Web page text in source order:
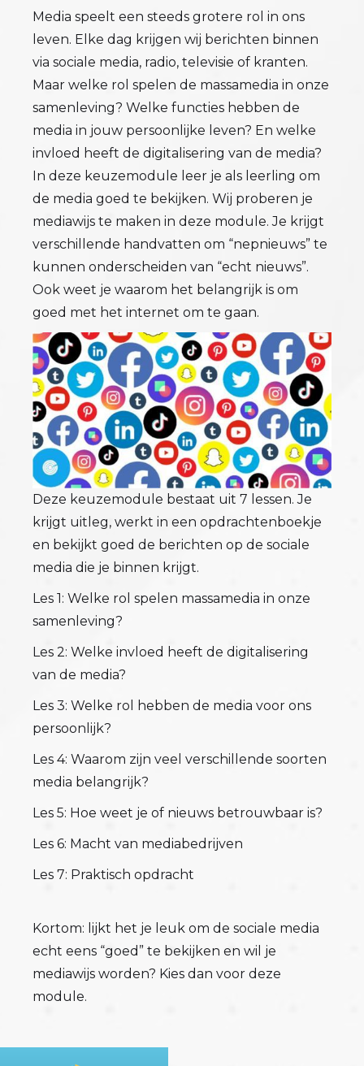
Media speelt een steeds grotere rol in ons
leven. Elke dag krijgen wij berichten binnen
via sociale media, radio, televisie of kranten.
Maar welke rol spelen de massamedia in onze
samenleving? Welke functies hebben de
media in jouw persoonlijke leven? En welke
invloed heeft de digitalisering van de media?
In deze keuzemodule leer je als leerling om
de media goed te bekijken. Wij proberen je
mediawijs te maken in deze module. Je krijgt
verschillende handvatten om “nepnieuws” te
kunnen onderscheiden van “echt nieuws”.
Ook weet je waarom het belangrijk is om
goed met het internet om te gaan.
Deze keuzemodule bestaat uit 7 lessen. Je
krijgt uitleg, werkt in een opdrachtenboekje
en bekijkt goed de berichten op de sociale
media die je binnen krijgt.
Les 1: Welke rol spelen massamedia in onze
samenleving?
Les 2: Welke invloed heeft de digitalisering
van de media?
Les 3: Welke rol hebben de media voor ons
persoonlijk?
Les 4: Waarom zijn veel verschillende soorten
media belangrijk?
Les 5: Hoe weet je of nieuws betrouwbaar is?
Les 6: Macht van mediabedrijven
Les 7: Praktisch opdracht
Kortom: lijkt het je leuk om de sociale media
echt eens “goed” te bekijken en wil je
mediawijs worden? Kies dan voor deze
module.